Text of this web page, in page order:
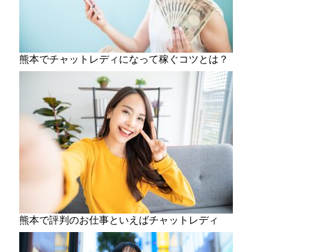
熊本でチャットレディになって稼ぐコツとは？
熊本で評判のお仕事といえばチャットレディ